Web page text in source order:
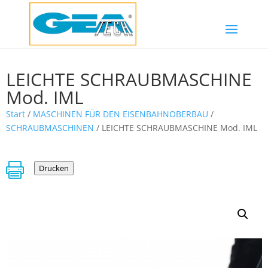
LEICHTE SCHRAUBMASCHINE
Mod. IML
Start / MASCHINEN FÜR DEN EISENBAHNOBERBAU /
SCHRAUBMASCHINEN / LEICHTE SCHRAUBMASCHINE Mod. IML
 Drucken